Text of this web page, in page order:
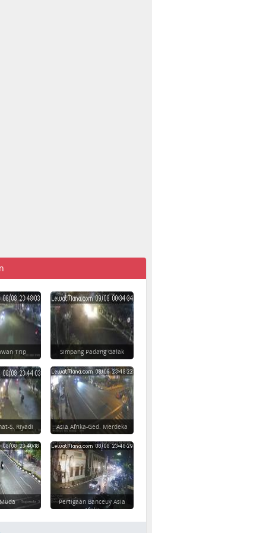
Trip Simpang Padang Galak
S. Riyadi Asia Afrika-Ged. Merdeka
Pertigaan Banceuy Asia
Afrika